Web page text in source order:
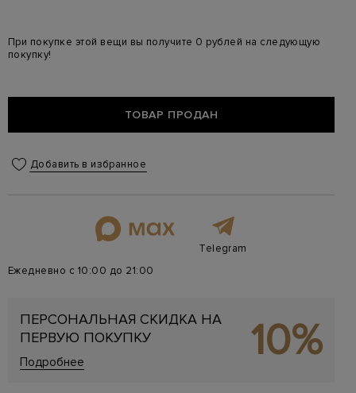
При покупке этой вещи вы получите 0 рублей на следующую
покупку!
ТОВАР ПРОДАН
Добавить в избранное
Telegram
Ежедневно с 10:00 до 21:00
ПЕРСОНАЛЬНАЯ СКИДКА НА
ПЕРВУЮ ПОКУПКУ
Подробнее 10%